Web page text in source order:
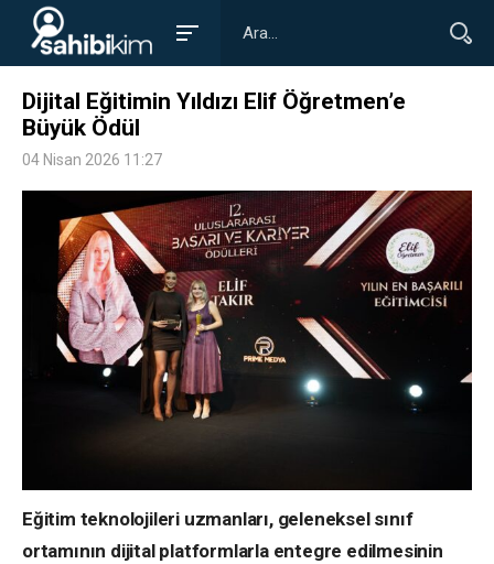
Dijital Eğitimin Yıldızı Elif Öğretmen’e
Büyük Ödül
04 Nisan 2026 11:27
Eğitim teknolojileri uzmanları, geleneksel sınıf
ortamının dijital platformlarla entegre edilmesinin